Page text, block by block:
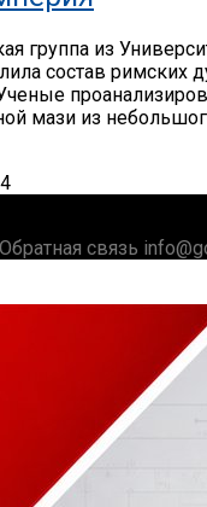
группа из
состав римских
мази из
связь